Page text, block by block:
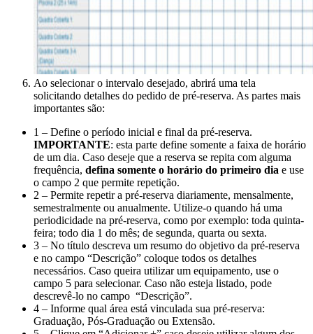
Ao selecionar o intervalo desejado, abrirá uma tela
solicitando detalhes do pedido de pré-reserva. As partes mais
importantes são:
1 – Define o período inicial e final da pré-reserva.
IMPORTANTE: esta parte define somente a faixa de horário
de um dia. Caso deseje que a reserva se repita com alguma
frequência, defina somente o horário do primeiro dia e use
o campo 2 que permite repetição.
2 – Permite repetir a pré-reserva diariamente, mensalmente,
semestralmente ou anualmente. Utilize-o quando há uma
periodicidade na pré-reserva, como por exemplo: toda quinta-
feira; todo dia 1 do mês; de segunda, quarta ou sexta.
3 – No título descreva um resumo do objetivo da pré-reserva
e no campo “Descrição” coloque todos os detalhes
necessários. Caso queira utilizar um equipamento, use o
campo 5 para selecionar. Caso não esteja listado, pode
descrevê-lo no campo “Descrição”.
4 – Informe qual área está vinculada sua pré-reserva:
Graduação, Pós-Graduação ou Extensão.